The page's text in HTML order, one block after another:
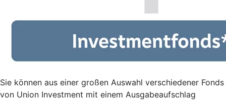
Sie können aus einer großen Auswahl verschiedener Fonds
von Union Investment mit einem Ausgabeaufschlag